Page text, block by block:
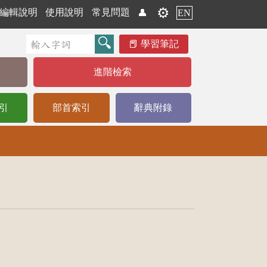
編輯說明 使用說明 常見問題 👤 ⚙️ EN
學習筆記
進階檢索
部首索引 辭典附錄